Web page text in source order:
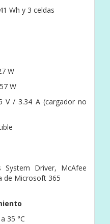
Wh y 3 celdas
W
W
V / 3.34 A (cargador no
System Driver, McAfee
de Microsoft 365
35 °C